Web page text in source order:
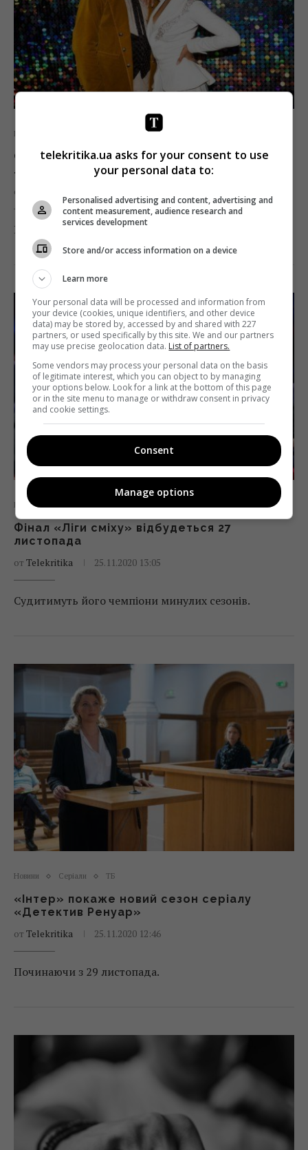
Новини
Фінал «Танців з зірками-4» пройде 29
листопада
от
На глядачів чекає Різдвяна казка на паркеті.
Новини
Фінал «Ліги сміху» відбудеться 27
листопада
от Telekritika 25.11.2020 13:05
Судитимуть його чемпіони минулих сезонів.
Новини Серіали ТБ
«Інтер» покаже новий сезон серіалу
«Детектив Ренуар»
от Telekritika 25.11.2020 12:46
Починаючи з 29 листопада.
telekritika.ua asks for your consent to use
your personal data to:
Personalised advertising and content, advertising and
content measurement, audience research and
services development
Store and/or access information on a device
Learn more
Your personal data will be processed and information from
your device (cookies, unique identifiers, and other device
data) may be stored by, accessed by and shared with 227
partners, or used specifically by this site. We and our partners
may use precise geolocation data. List of partners.
Some vendors may process your personal data on the basis
of legitimate interest, which you can object to by managing
your options below. Look for a link at the bottom of this page
or in the site menu to manage or withdraw consent in privacy
and cookie settings.
Consent
Manage options